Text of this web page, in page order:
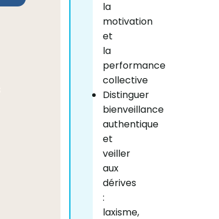
la
motivation
et
la
performance
collective
Distinguer
bienveillance
authentique
et
veiller
aux
dérives
:
laxisme,